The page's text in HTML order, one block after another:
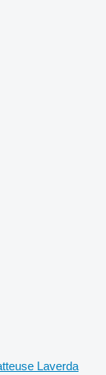
Laverda